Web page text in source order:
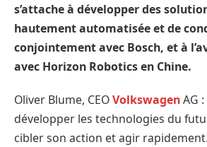
s’attache à développer des
hautement automatisée et de
conjointement avec Bosch, et à
avec Horizon Robotics en Chine.
Oliver Blume, CEOVolkswagenAG
développer les technologies du
cibler son action et agir